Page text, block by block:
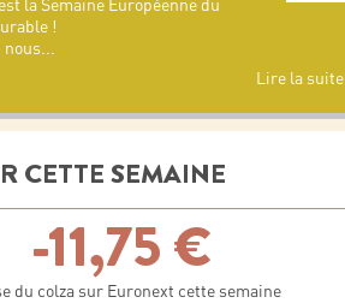
la Semaine Européenne du
!
nous...
Lire la suite
CETTE SEMAINE
-11,75 €
du colza sur Euronext cette semaine